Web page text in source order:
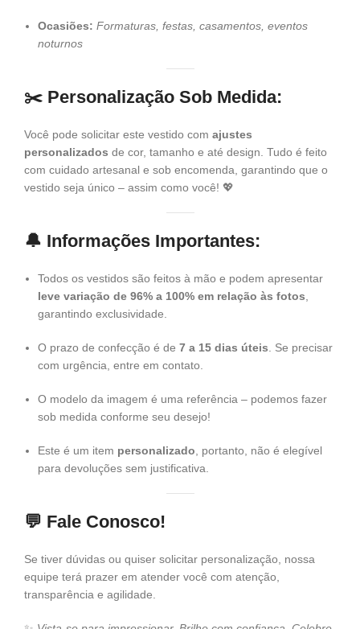
Ocasiões: Formaturas, festas, casamentos, eventos
noturnos
✂️ Personalização Sob Medida:
Você pode solicitar este vestido com ajustes
personalizados de cor, tamanho e até design. Tudo é feito
com cuidado artesanal e sob encomenda, garantindo que o
vestido seja único – assim como você! 💖
🔔 Informações Importantes:
Todos os vestidos são feitos à mão e podem apresentar
leve variação de 96% a 100% em relação às fotos,
garantindo exclusividade.
O prazo de confecção é de 7 a 15 dias úteis. Se precisar
com urgência, entre em contato.
O modelo da imagem é uma referência – podemos fazer
sob medida conforme seu desejo!
Este é um item personalizado, portanto, não é elegível
para devoluções sem justificativa.
💬 Fale Conosco!
Se tiver dúvidas ou quiser solicitar personalização, nossa
equipe terá prazer em atender você com atenção,
transparência e agilidade.